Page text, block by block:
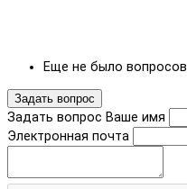
Еще не было вопросов
Задать вопрос
Задать вопрос Ваше имя
Электронная почта